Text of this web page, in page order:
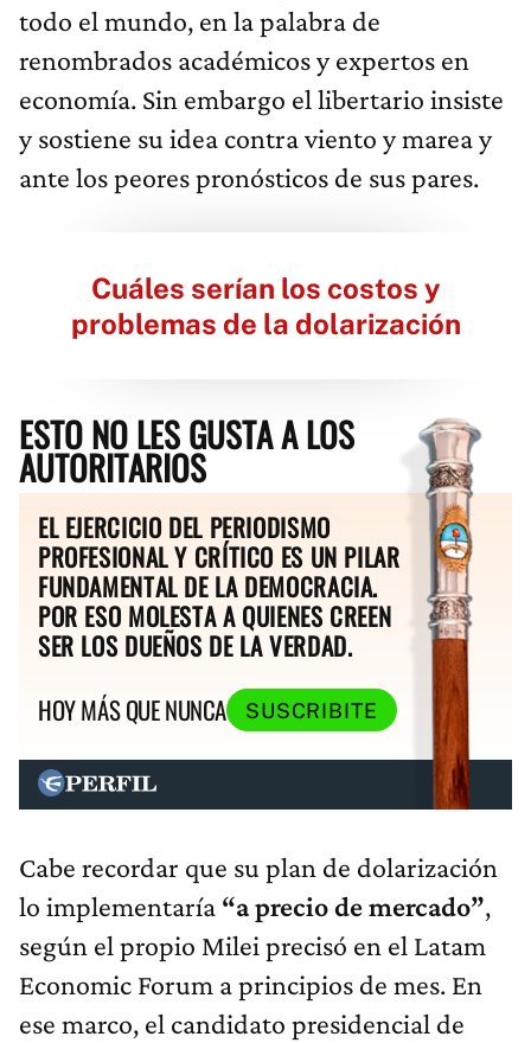
todo el mundo, en la palabra de
renombrados académicos y expertos en
economía. Sin embargo el libertario insiste
y sostiene su idea contra viento y marea y
ante los peores pronósticos de sus pares.
Cuáles serían los costos y
problemas de la dolarización
ESTO NO LES GUSTA A LOS
AUTORITARIOS
EL EJERCICIO DEL PERIODISMO
PROFESIONAL Y CRÍTICO ES UN PILAR
FUNDAMENTAL DE LA DEMOCRACIA.
POR ESO MOLESTA A QUIENES CREEN
SER LOS DUEÑOS DE LA VERDAD.
HOY MÁS QUE NUNCA
SUSCRIBITE
Cabe recordar que su plan de dolarización
lo implementaría “a precio de mercado”,
según el propio Milei precisó en el Latam
Economic Forum a principios de mes. En
ese marco, el candidato presidencial de